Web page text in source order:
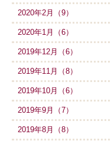
2020年2月（9）
2020年1月（6）
2019年12月（6）
2019年11月（8）
2019年10月（6）
2019年9月（7）
2019年8月（8）